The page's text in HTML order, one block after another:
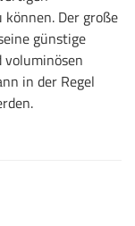
Der große
günstige
voluminösen
in der Regel